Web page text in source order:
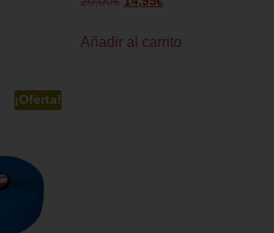
Añadir al carrito
¡Oferta!